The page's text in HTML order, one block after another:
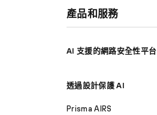
產品和服務
AI 支援的網路安全性平台
透過設計保護 AI
Prisma AIRS